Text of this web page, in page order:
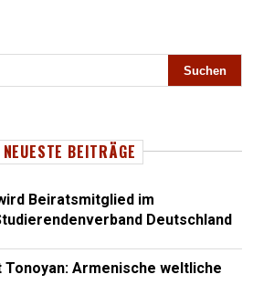
NEUESTE BEITRÄGE
Beiratsmitglied im
Deutschland
Tonoyan: Armenische weltliche